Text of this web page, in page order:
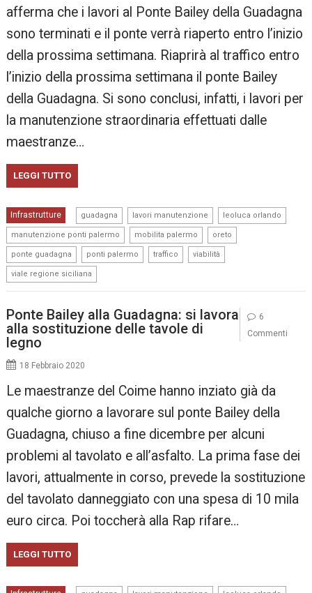
afferma che i lavori al Ponte Bailey della Guadagna
sono terminati e il ponte verrà riaperto entro l’inizio
della prossima settimana. Riaprirà al traffico entro
l’inizio della prossima settimana il ponte Bailey
della Guadagna. Si sono conclusi, infatti, i lavori per
la manutenzione straordinaria effettuati dalle
maestranze…
LEGGI TUTTO
Infrastrutture guadagna lavori manutenzione leoluca orlando
manutenzione ponti palermo mobilita palermo oreto
ponte guadagna ponti palermo traffico viabilità
viale regione siciliana
Ponte Bailey alla Guadagna: si lavora
alla sostituzione delle tavole di
legno
18 Febbraio 2020
Le maestranze del Coime hanno inziato già da
qualche giorno a lavorare sul ponte Bailey della
Guadagna, chiuso a fine dicembre per alcuni
problemi al tavolato e all’asfalto. La prima fase dei
lavori, attualmente in corso, prevede la sostituzione
del tavolato danneggiato con una spesa di 10 mila
euro circa. Poi toccherà alla Rap rifare…
LEGGI TUTTO
6
Commenti